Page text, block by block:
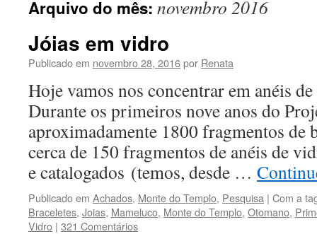
conteúdo
Arquivo do mês: novembro 2016
Jóias em vidro
Publicado em novembro 28, 2016por Renata
Hoje vamos nos concentrar em anéis
Durante os primeiros nove anos do
aproximadamente 1800 fragmentos de
cerca de 150 fragmentos de anéis de
e catalogados (temos, desde …
Publicado em Achados, Monte do Templo, Pesquisa | Com a
Braceletes, Joias, Mameluco, Monte do Templo, Otomano,
Vidro | 321 Comentários